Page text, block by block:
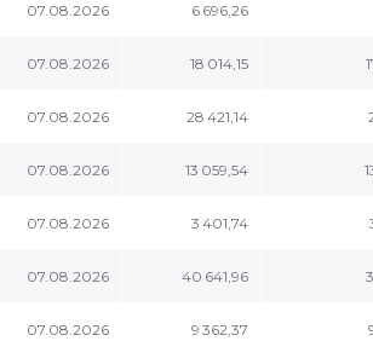
07.08.2026 6 696,26
07.08.2026 18 014,15
07.08.2026 28 421,14
07.08.2026 13 059,54
07.08.2026 3 401,74
07.08.2026 40 641,96
07.08.2026 9 362,37